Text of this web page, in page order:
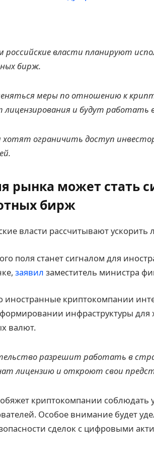
российские власти планируют
бирж.
меры по отношению к
и будут работать в
хотят ограничить доступ
рынка может стать
бирж
власти рассчитывают
поля станет сигналом для
заявил заместитель министра
иностранные криптокомпании
инфраструктуры
валют.
разрешит работать в
лицензию и откроют свои
криптокомпании соблюдать
Особое внимание будет
сделок с цифровыми